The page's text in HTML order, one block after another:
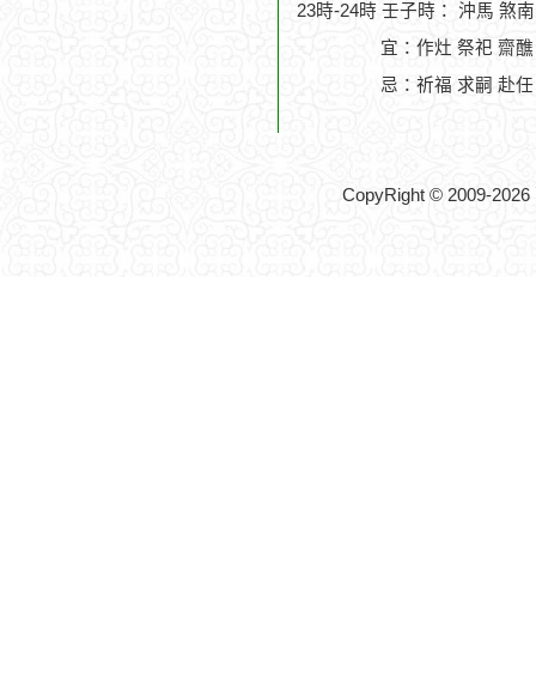
23時-24時 壬子時： 沖馬 煞
宜：作灶 祭祀 齋
忌：祈福 求嗣 赴
CopyRight © 2009-2026